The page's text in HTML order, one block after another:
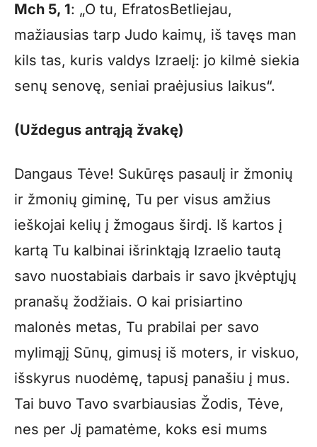
Mch 5, 1: „O tu, EfratosBetliejau,
mažiausias tarp Judo kaimų, iš tavęs man
kils tas, kuris valdys Izraelį: jo kilmė siekia
senų senovę, seniai praėjusius laikus“.
(Uždegus antrąją žvakę)
Dangaus Tėve! Sukūręs pasaulį ir žmonių
ir žmonių giminę, Tu per visus amžius
ieškojai kelių į žmogaus širdį. Iš kartos į
kartą Tu kalbinai išrinktąją Izraelio tautą
savo nuostabiais darbais ir savo įkvėptųjų
pranašų žodžiais. O kai prisiartino
malonės metas, Tu prabilai per savo
mylimąjį Sūnų, gimusį iš moters, ir viskuo,
išskyrus nuodėmę, tapusį panašiu į mus.
Tai buvo Tavo svarbiausias Žodis, Tėve,
nes per Jį pamatėme, koks esi mums